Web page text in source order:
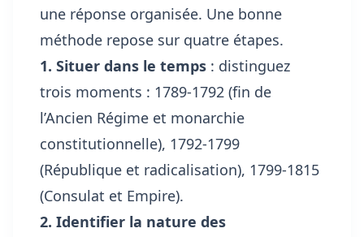
une réponse organisée. Une bonne
méthode repose sur quatre étapes.
1. Situer dans le temps : distinguez
trois moments : 1789-1792 (fin de
l’Ancien Régime et monarchie
constitutionnelle), 1792-1799
(République et radicalisation), 1799-1815
(Consulat et Empire).
2. Identifier la nature des